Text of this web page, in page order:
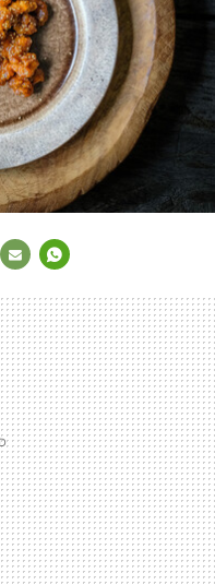
MAIL